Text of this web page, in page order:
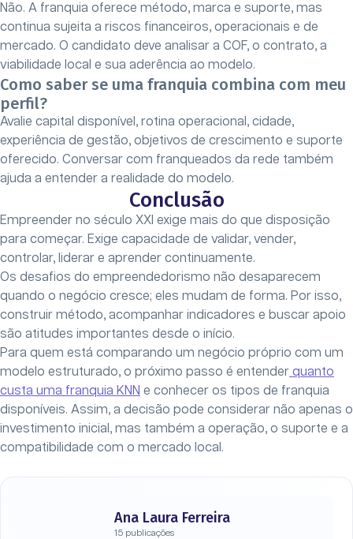
Não. A franquia oferece método, marca e suporte, mas
continua sujeita a riscos financeiros, operacionais e de
mercado. O candidato deve analisar a COF, o contrato, a
viabilidade local e sua aderência ao modelo.
Como saber se uma franquia combina com meu
perfil?
Avalie capital disponível, rotina operacional, cidade,
experiência de gestão, objetivos de crescimento e suporte
oferecido. Conversar com franqueados da rede também
ajuda a entender a realidade do modelo.
Conclusão
Empreender no século XXI exige mais do que disposição
para começar. Exige capacidade de validar, vender,
controlar, liderar e aprender continuamente.
Os desafios do empreendedorismo não desaparecem
quando o negócio cresce; eles mudam de forma. Por isso,
construir método, acompanhar indicadores e buscar apoio
são atitudes importantes desde o início.
Para quem está comparando um negócio próprio com um
modelo estruturado, o próximo passo é entender quanto
custa uma franquia KNN e conhecer os tipos de franquia
disponíveis. Assim, a decisão pode considerar não apenas o
investimento inicial, mas também a operação, o suporte e a
compatibilidade com o mercado local.
Ana Laura Ferreira
15 publicações